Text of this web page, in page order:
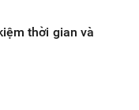
thời gian và